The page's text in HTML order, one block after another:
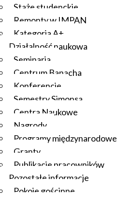
Staże studenckie
Remonty w IMPAN
Kategoria A+
Działalność naukowa
Seminaria
Centrum Banacha
Konferencje
Semestry Simonsa
Centra Naukowe
Nagrody
Programy międzynarodowe
Granty
Publikacje pracowników
Pozostałe informacje
Pokoje gościnne